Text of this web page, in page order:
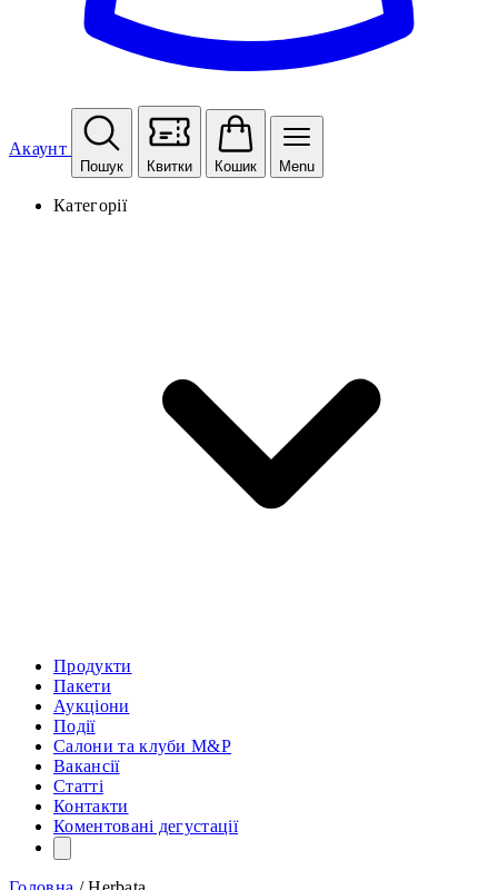
Акаунт
Пошук Квитки Кошик Menu
Категорії
Продукти
Пакети
Аукціони
Події
Салони та клуби M&P
Вакансії
Статті
Контакти
Коментовані дегустації